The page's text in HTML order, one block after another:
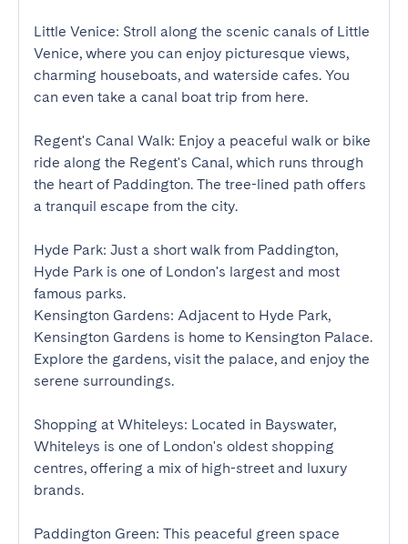
Little Venice: Stroll along the scenic canals of Little
Venice, where you can enjoy picturesque views,
charming houseboats, and waterside cafes. You
can even take a canal boat trip from here.
Regent's Canal Walk: Enjoy a peaceful walk or bike
ride along the Regent's Canal, which runs through
the heart of Paddington. The tree-lined path offers
a tranquil escape from the city.
Hyde Park: Just a short walk from Paddington,
Hyde Park is one of London's largest and most
famous parks.
Kensington Gardens: Adjacent to Hyde Park,
Kensington Gardens is home to Kensington Palace.
Explore the gardens, visit the palace, and enjoy the
serene surroundings.
Shopping at Whiteleys: Located in Bayswater,
Whiteleys is one of London's oldest shopping
centres, offering a mix of high-street and luxury
brands.
Paddington Green: This peaceful green space